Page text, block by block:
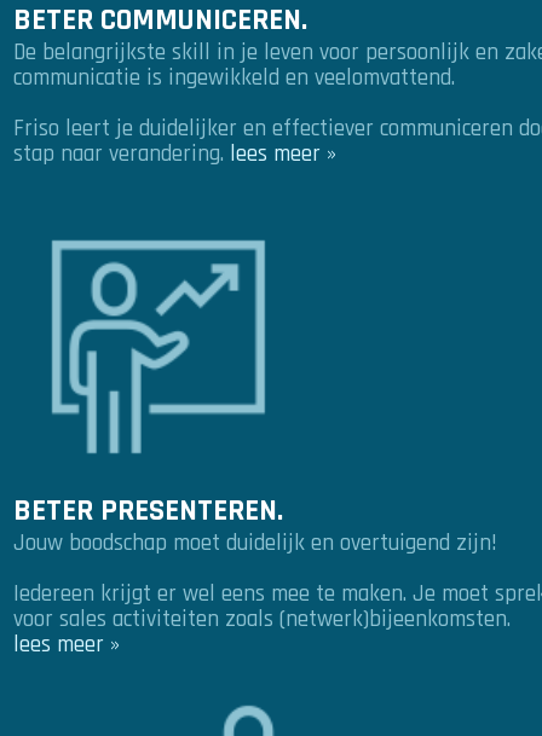
BETER COMMUNICEREN.
De belangrijkste skill in je leven voor persoonlijk en
communicatie is ingewikkeld en veelomvattend.
Friso leert je duidelijker en effectiever communiceren
stap naar verandering. lees meer »
BETER PRESENTEREN.
Jouw boodschap moet duidelijk en overtuigend zijn!
Iedereen krijgt er wel eens mee te maken. Je moet
voor sales activiteiten zoals (netwerk)bijeenkomsten.
lees meer »